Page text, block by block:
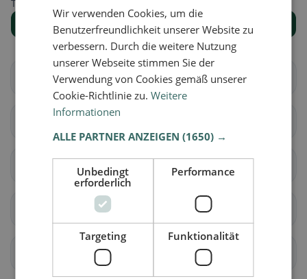
Trova il luogo giusto per la tua ricerca di ristoranti.
Mostra tutti i luoghi
Aire-la-Ville Anières
Bellevue
Carouge (GE)
Céligny
Wir verwenden Cookies, um die
Benutzerfreundlichkeit unserer Website zu
verbessern. Durch die weitere Nutzung
unserer Webseite stimmen Sie der
Verwendung von Cookies gemäß unserer
Cookie-Richtlinie zu.Weitere
Informationen
ALLE PARTNER ANZEIGEN(1650) →
Unbedingt
erforderlich
Performance
Targeting Funktionalität